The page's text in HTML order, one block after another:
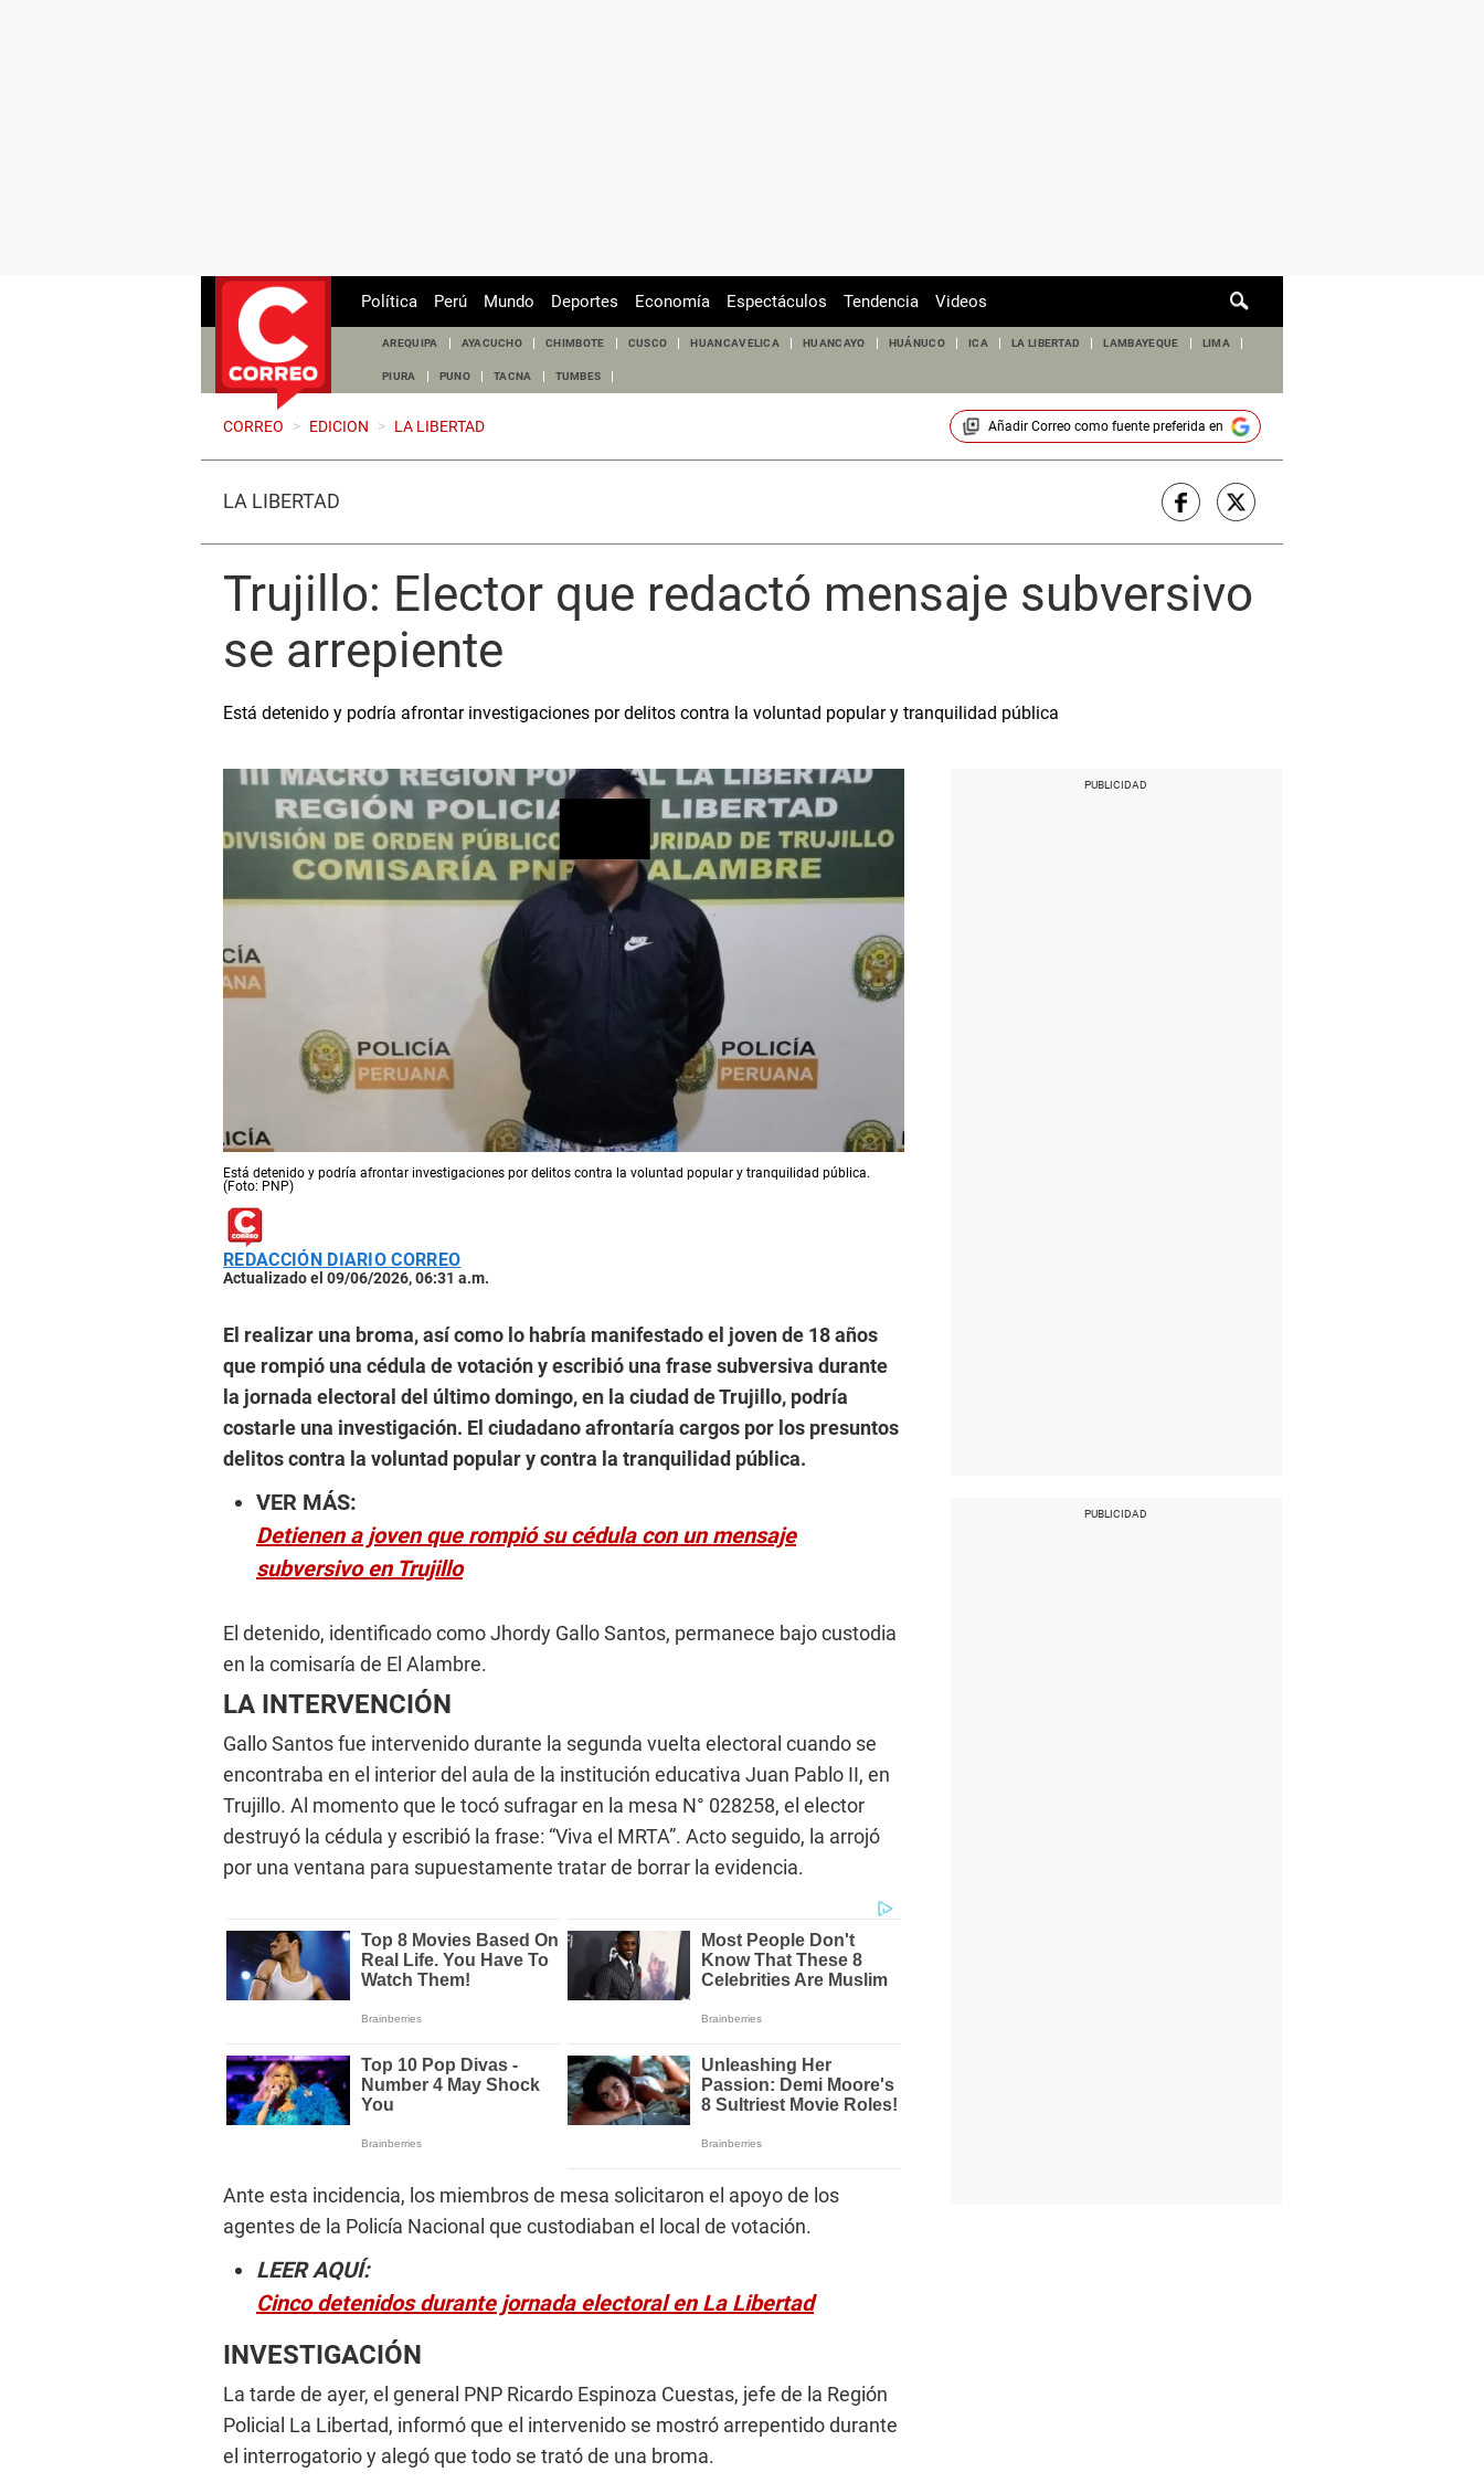
de
Política Perú Mundo Deportes Economía Espectáculos Tendencia Videos
AREQUIPA AYACUCHO CHIMBOTE CUSCO HUANCAVELICA HUANCAYO HUÁNUCO ICA LA LIBERTAD LAMBAYEQUE LIMA
PIURA PUNO TACNA TUMBES
CORREO > EDICION > LA LIBERTAD Añadir Correocomo fuente preferida en
LA LIBERTAD
Trujillo: Elector que redactó mensaje subversivo
se arrepiente
Está detenido y podría afrontar investigaciones por delitos contra la voluntad popular y tranquilidad pública
Está detenido y podría afrontar investigaciones por delitos contra la voluntad popular y tranquilidad pública.
(Foto: PNP)
REDACCIÓN DIARIO CORREO
Actualizado el 09/06/2026, 06:31 a.m.
El realizar una broma, así como lo habría manifestado el joven de 18 años
que rompió una cédula de votación y escribió una frase subversiva durante
la jornada electoral del último domingo, en la ciudad de Trujillo, podría
costarle una investigación. El ciudadano afrontaría cargos por los presuntos
delitos contra la voluntad popular y contra la tranquilidad pública.
VER MÁS:
Detienen a joven que rompió su cédula con un mensaje
subversivo en Trujillo
El detenido, identificado como Jhordy Gallo Santos, permanece bajo custodia
en la comisaría de El Alambre.
LA INTERVENCIÓN
Gallo Santos fue intervenido durante la segunda vuelta electoral cuando se
encontraba en el interior del aula de la institución educativa Juan Pablo II, en
Trujillo. Al momento que le tocó sufragar en la mesa N° 028258, el elector
destruyó la cédula y escribió la frase: “Viva el MRTA”. Acto seguido, la arrojó
por una ventana para supuestamente tratar de borrar la evidencia.
Ante esta incidencia, los miembros de mesa solicitaron el apoyo de los
agentes de la Policía Nacional que custodiaban el local de votación.
LEER AQUÍ:
Cinco detenidos durante jornada electoral en La Libertad
INVESTIGACIÓN
La tarde de ayer, el general PNP Ricardo Espinoza Cuestas, jefe de la Región
Policial La Libertad, informó que el intervenido se mostró arrepentido durante
el interrogatorio y alegó que todo se trató de una broma.